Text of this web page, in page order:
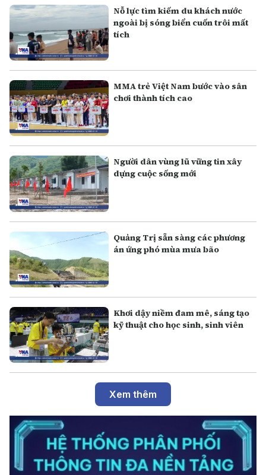
Nỗ lực tìm kiếm du khách nước
ngoài bị sóng biển cuốn trôi mất
tích
MMA trẻ Việt Nam bước vào sân
chơi thành tích cao
Người dân vùng lũ vững tin xây
dựng cuộc sống mới
Quảng Trị sẵn sàng các phương
án ứng phó mùa mưa bão
Khơi dậy niềm đam mê, sáng tạo
kỹ thuật cho học sinh, sinh viên
Xem thêm